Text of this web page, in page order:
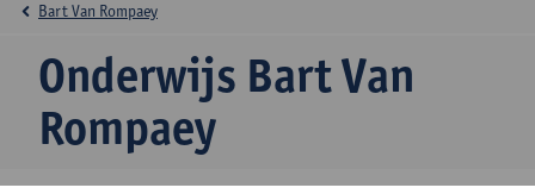
Onderwijs Bart Van
Rompaey
Bart Van Rompaey